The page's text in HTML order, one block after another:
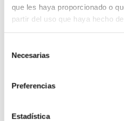
que les haya proporcionado o
partir del uso que haya hecho
Necesarias
Preferencias
Estadística